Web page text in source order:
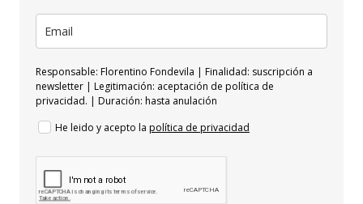
Responsable: Florentino Fondevila | Finalidad: suscripción a
newsletter | Legitimación: aceptación de política de
privacidad. | Duración: hasta anulación
He leido y acepto la política de privacidad